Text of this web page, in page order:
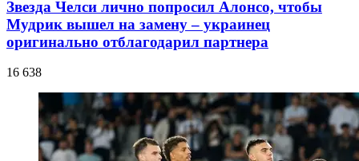
Звезда Челси лично попросил Алонсо, чтобы
Мудрик вышел на замену – украинец
оригинально отблагодарил партнера
16 638